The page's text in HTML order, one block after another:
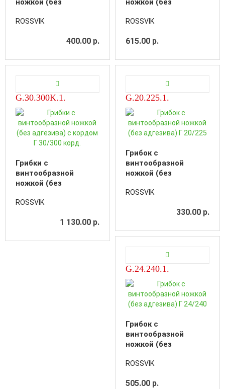
ножкой (без
20/225 корд.
ROSSVIK
400.00 р.
ножкой (без
24/240 корд.
ROSSVIK
615.00 р.
G.30.300K.1.
Грибки с
винтообразной
ножкой (без
30/300 корд.
ROSSVIK
1 130.00 р.
G.20.225.1.
Грибок с
винтообразной
ножкой (без
ROSSVIK
330.00 р.
G.24.240.1.
Грибок с
винтообразной
ножкой (без
ROSSVIK
505.00 р.